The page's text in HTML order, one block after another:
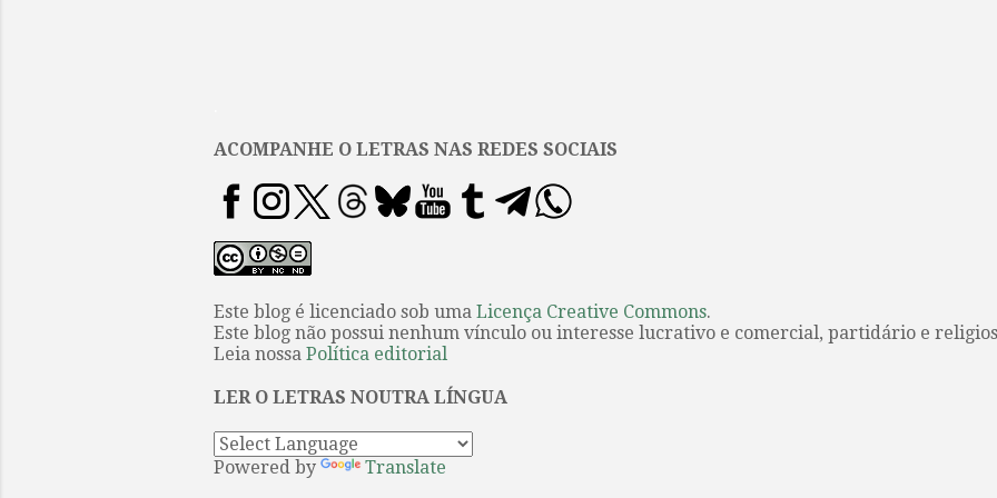
ACOMPANHE O LETRAS NAS REDES SOCIAIS
Este blog é licenciado sob uma Licença Creative Commons.
Este blog não possui nenhum vínculo ou interesse lucrativo e comercial, partidário e
Leia nossa Política editorial
LER O LETRAS NOUTRA LÍNGUA
Powered by Translate